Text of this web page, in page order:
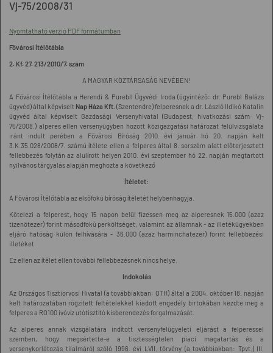
Vj-75/2008/31
Nyomtatható verzió PDF formátumban
Fővárosi Ítélőtábla
2. Kf. 27. 213/2010/7. szám
A MAGYAR KÖZTÁRSASÁG NEVÉBEN!
A Fővárosi Ítélőtábla a Herendi & Purebll Ügyvédi Iroda (ügyintéző: dr. Purebl Balázs
ügyvéd) által képviselt Nap Háza Kft. (Szentendre) felperesnek a dr. László Ildikó Katalin
ügyvéd által képviselt Gazdasági Versenyhivatal (Budapest, hivatkozási szám: Vj-
75/2008.) alperes ellen versenyügyben hozott közigazgatási határozat felülvizsgálata
iránt indult perében a Fővárosi Bíróság 2010. évi január hó 20. napján kelt
3.K.35.028/2008/7. számú ítélete ellen a felperes által 8. sorszám alatt előterjesztett
fellebbezés folytán az alulírott helyen 2010. évi szeptember hó 22. napján megtartott
nyilvános tárgyalás alapján meghozta a következő
Ítéletet:
A Fővárosi Ítélőtábla az elsőfokú bíróság ítéletét helybenhagyja.
Kötelezi a felperest, hogy 15 napon belül fizessen meg az alperesnek 15.000 (azaz
tizenötezer) forint másodfokú perköltséget, valamint az államnak - az illetékügyekben
eljáró hatóság külön felhívására - 36.000 (azaz harminchatezer) forint fellebbezési
illetéket.
Ez ellen az ítélet ellen további fellebbezésnek nincs helye.
Indokolás
Az Országos Tisztiorvosi Hivatal (a továbbiakban: OTH) által a 2004. október 18. napján
kelt határozatában rögzített feltételekkel kiadott engedély birtokában kezdte meg a
felperes a RO100 ivóvíz utótisztító kisberendezés forgalmazását.
Az alperes annak vizsgálatára indított versenyfelügyeleti eljárást a felperessel
szemben, hogy megsértette-e a tisztességtelen piaci magatartás és a
versenykorlátozás tilalmáról szóló 1996. évi LVII. törvény (a továbbiakban: Tpvt.) III.